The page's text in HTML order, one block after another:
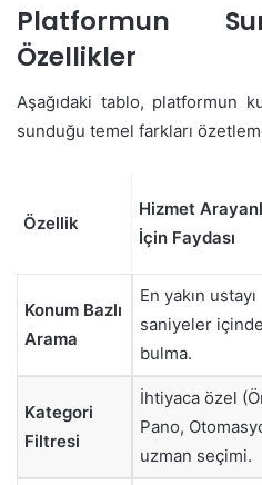
Platformun
Özellikler
Aşağıdaki tablo, platformun
sunduğu temel farkları
Özellik
Hizmet
İçin Faydası
Konum Bazlı
Arama
En yakın ustayı
saniyeler içinde
bulma.
Kategori
Filtresi
İhtiyaca özel
Pano,
uzman seçimi.